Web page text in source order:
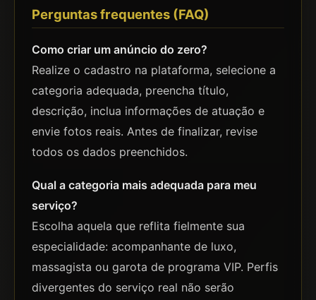
Perguntas frequentes (FAQ)
Como criar um anúncio do zero?
Realize o cadastro na plataforma, selecione a
categoria adequada, preencha título,
descrição, inclua informações de atuação e
envie fotos reais. Antes de finalizar, revise
todos os dados preenchidos.
Qual a categoria mais adequada para meu
serviço?
Escolha aquela que reflita fielmente sua
especialidade: acompanhante de luxo,
massagista ou garota de programa VIP. Perfis
divergentes do serviço real não serão